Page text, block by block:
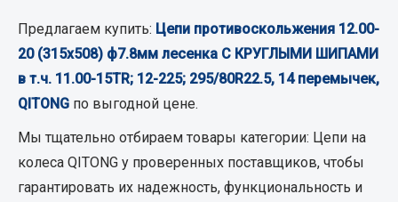
Camozzi
Адаптеры и переходники
Трубки, муфты, гайки
Угольники
Фитинги
Штуцеры
Предлагаем купить: Цепи противоскольжения 12.00-
20 (315х508) ф7.8мм лесенка С КРУГЛЫМИ ШИПАМИ
в т.ч. 11.00-15TR; 12-225; 295/80R22.5, 14 перемычек,
QITONG по выгодной цене.
Мы тщательно отбираем товары категории: Цепи на
колеса QITONG у проверенных поставщиков, чтобы
гарантировать их надежность, функциональность и